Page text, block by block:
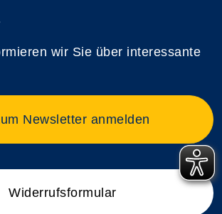
wir Sie über interessante
Newsletter anmelden
Widerrufsformular